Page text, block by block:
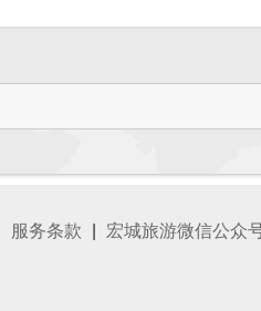
服务条款 宏城旅游微信公众